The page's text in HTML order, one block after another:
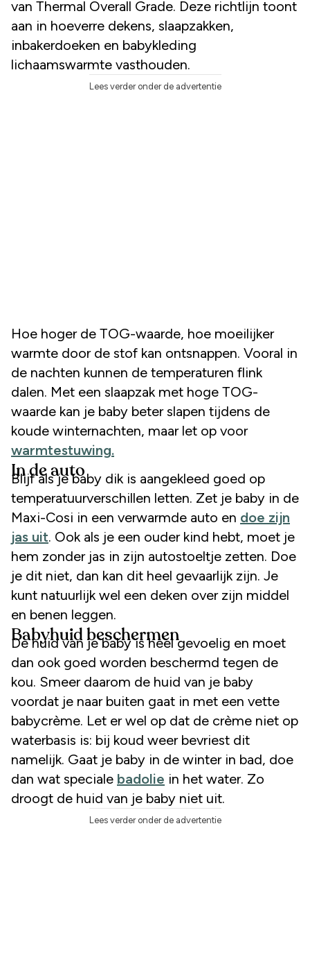
van Thermal Overall Grade. Deze richtlijn toont
aan in hoeverre dekens, slaapzakken,
inbakerdoeken en babykleding
lichaamswarmte vasthouden.
Lees verder onder de advertentie
Hoe hoger de TOG-waarde, hoe moeilijker
warmte door de stof kan ontsnappen. Vooral in
de nachten kunnen de temperaturen flink
dalen. Met een slaapzak met hoge TOG-
waarde kan je baby beter slapen tijdens de
koude winternachten, maar let op voor
warmtestuwing.
In de auto
Blijf als je baby dik is aangekleed goed op
temperatuurverschillen letten. Zet je baby in de
Maxi-Cosi in een verwarmde auto en doe zijn
jas uit. Ook als je een ouder kind hebt, moet je
hem zonder jas in zijn autostoeltje zetten. Doe
je dit niet, dan kan dit heel gevaarlijk zijn. Je
kunt natuurlijk wel een deken over zijn middel
en benen leggen.
Babyhuid beschermen
De huid van je baby is heel gevoelig en moet
dan ook goed worden beschermd tegen de
kou. Smeer daarom de huid van je baby
voordat je naar buiten gaat in met een vette
babycrème. Let er wel op dat de crème niet op
waterbasis is: bij koud weer bevriest dit
namelijk. Gaat je baby in de winter in bad, doe
dan wat speciale badolie in het water. Zo
droogt de huid van je baby niet uit.
Lees verder onder de advertentie